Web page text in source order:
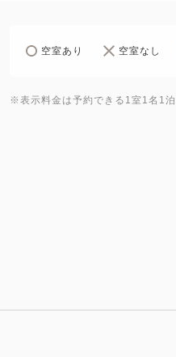
空室あり 空室なし
※表示料金は予約できる1室1名1泊